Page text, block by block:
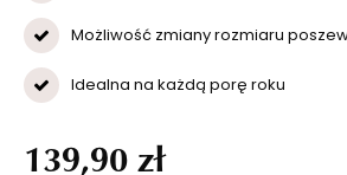
Możliwość zmiany rozmiaru
Idealna na każdą porę roku
139,90 zł